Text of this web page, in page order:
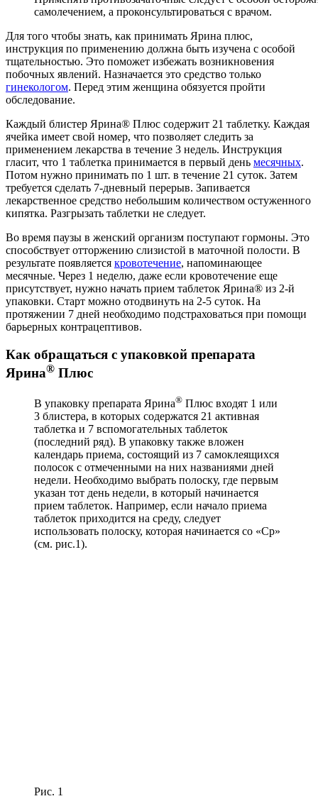
самолечением, а проконсультироваться с врачом.
Для того чтобы знать, как принимать Ярина плюс,
инструкция по применению должна быть изучена с особой
тщательностью. Это поможет избежать возникновения
побочных явлений. Назначается это средство только
гинекологом. Перед этим женщина обязуется пройти
обследование.
Каждый блистер Ярина® Плюс содержит 21 таблетку. Каждая
ячейка имеет свой номер, что позволяет следить за
применением лекарства в течение 3 недель. Инструкция
гласит, что 1 таблетка принимается в первый день месячных.
Потом нужно принимать по 1 шт. в течение 21 суток. Затем
требуется сделать 7-дневный перерыв. Запивается
лекарственное средство небольшим количеством остуженного
кипятка. Разгрызать таблетки не следует.
Во время паузы в женский организм поступают гормоны. Это
способствует отторжению слизистой в маточной полости. В
результате появляется кровотечение, напоминающее
месячные. Через 1 неделю, даже если кровотечение еще
присутствует, нужно начать прием таблеток Ярина® из 2-й
упаковки. Старт можно отодвинуть на 2-5 суток. На
протяжении 7 дней необходимо подстраховаться при помощи
барьерных контрацептивов.
Как обращаться с упаковкой препарата
Ярина® Плюс
В упаковку препарата Ярина® Плюс входят 1 или
3 блистера, в которых содержатся 21 активная
таблетка и 7 вспомогательных таблеток
(последний ряд). В упаковку также вложен
календарь приема, состоящий из 7 самоклеящихся
полосок с отмеченными на них названиями дней
недели. Необходимо выбрать полоску, где первым
указан тот день недели, в который начинается
прием таблеток. Например, если начало приема
таблеток приходится на среду, следует
использовать полоску, которая начинается со «Ср»
(см. рис.1).
Рис. 1